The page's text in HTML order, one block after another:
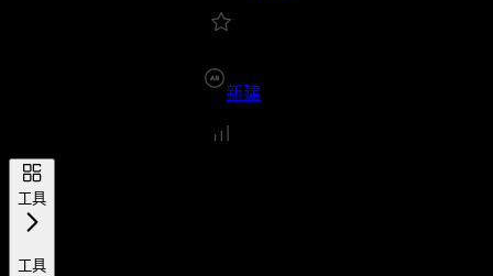
新建
工具
工具